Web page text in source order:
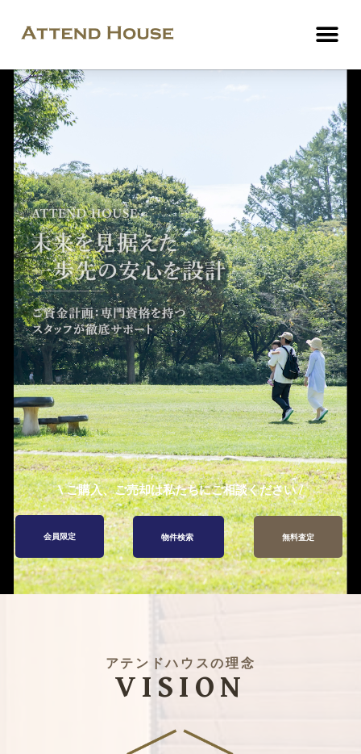
\ ご購入、ご売却は私たちにご相談ください /
会員限定 物件検索 無料査定
アテンドハウスの理念
VISION